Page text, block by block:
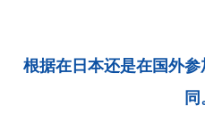
根据在日本还是在国外
同